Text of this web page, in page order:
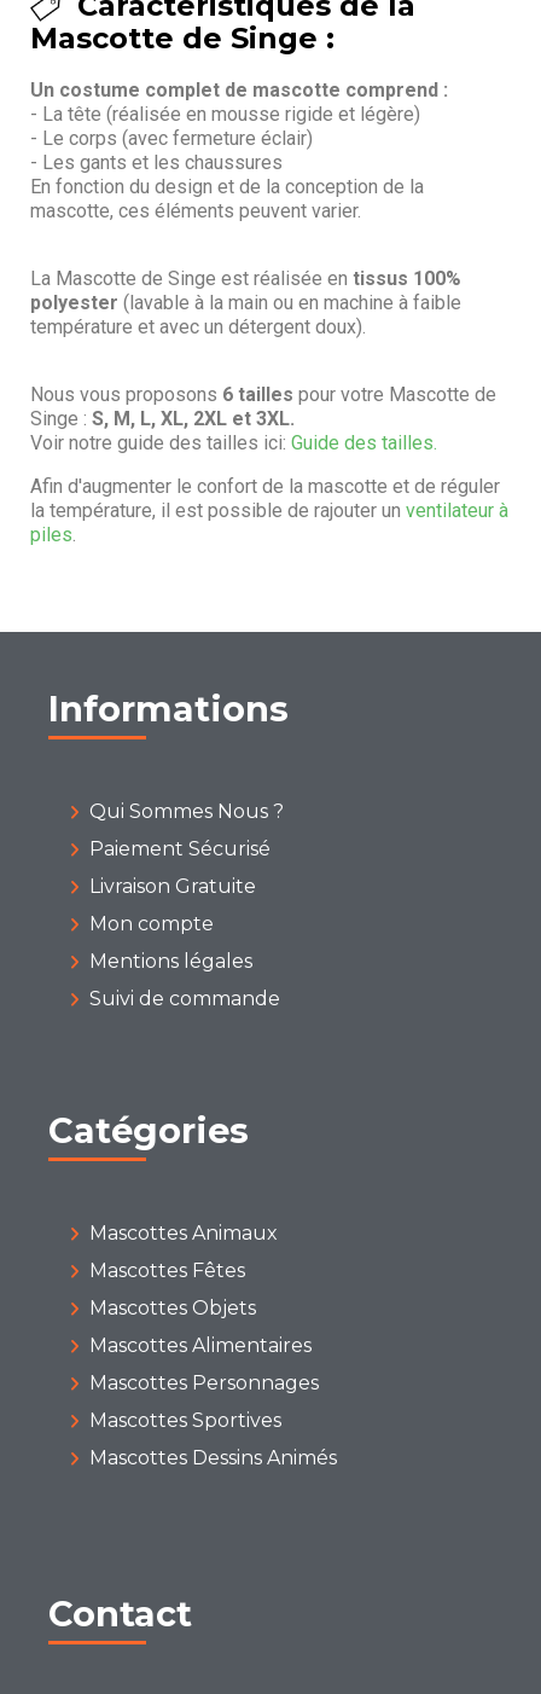
Mascotte de Singe :
Un costume complet de mascotte comprend :
- La tête (réalisée en mousse rigide et légère)
- Le corps (avec fermeture éclair)
- Les gants et les chaussures
En fonction du design et de la conception de la
mascotte, ces éléments peuvent varier.
La Mascotte de Singe est réalisée en tissus 100%
polyester (lavable à la main ou en machine à faible
température et avec un détergent doux).
Nous vous proposons 6 tailles pour votre Mascotte de
Singe : S, M, L, XL, 2XL et 3XL.
Voir notre guide des tailles ici: Guide des tailles.
Afin d'augmenter le confort de la mascotte et de réguler
la température, il est possible de rajouter un ventilateur à
piles.
Informations
Qui Sommes Nous ?
Paiement Sécurisé
Livraison Gratuite
Mon compte
Mentions légales
Suivi de commande
Catégories
Mascottes Animaux
Mascottes Fêtes
Mascottes Objets
Mascottes Alimentaires
Mascottes Personnages
Mascottes Sportives
Mascottes Dessins Animés
Contact